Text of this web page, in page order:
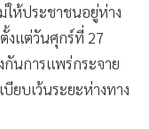
ให้ประชาชนอยู่ห่าง
งแต่วันศุกร์ที่ 27
นการแพร่กระจาย
ยบเว้นระยะห่างทาง